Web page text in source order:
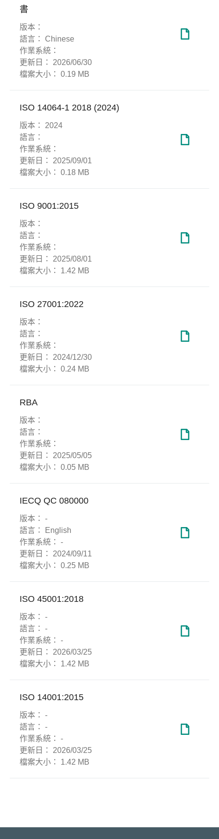
書
版本：
語言： Chinese
作業系統：
更新日： 2026/06/30
檔案大小： 0.19 MB
ISO 14064-1 2018 (2024)
版本： 2024
語言：
作業系統：
更新日： 2025/09/01
檔案大小： 0.18 MB
ISO 9001:2015
版本：
語言：
作業系統：
更新日： 2025/08/01
檔案大小： 1.42 MB
ISO 27001:2022
版本：
語言：
作業系統：
更新日： 2024/12/30
檔案大小： 0.24 MB
RBA
版本：
語言：
作業系統：
更新日： 2025/05/05
檔案大小： 0.05 MB
IECQ QC 080000
版本： -
語言：
English
作業系統： -
更新日： 2024/09/11
檔案大小： 0.25 MB
ISO 45001:2018
版本： -
語言： -
作業系統： -
更新日： 2026/03/25
檔案大小： 1.42 MB
ISO 14001:2015
版本： -
語言： -
作業系統： -
更新日： 2026/03/25
檔案大小： 1.42 MB